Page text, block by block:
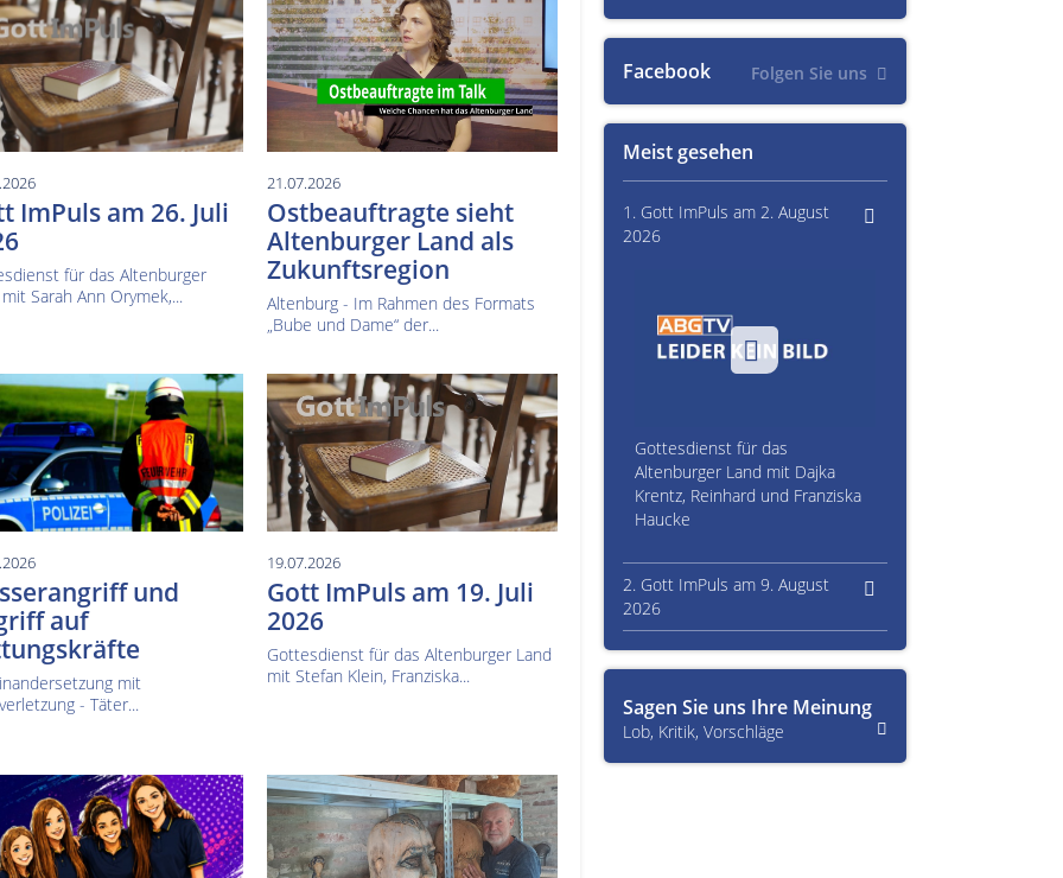
ImPuls am 26. Juli
für das Altenburger
Sarah Ann Orymek,...
21.07.2026
Ostbeauftragte sieht
Altenburger Land als
Zukunftsregion
Altenburg - Im Rahmen des Formats
„Bube und Dame“ der...
und
auf
mit
- Täter...
19.07.2026
Gott ImPuls am 19. Juli
2026
Gottesdienst für das Altenburger Land
mit Stefan Klein, Franziska...
Meist gesehen
1. Gott ImPuls am 2. August
2026
Gottesdienst für das
Altenburger Land mit Dajka
Krentz, Reinhard und Franziska
Haucke
2. Gott ImPuls am 9. August
2026
Facebook Folgen Sie uns
Sagen Sie uns Ihre Meinung
Lob, Kritik, Vorschläge